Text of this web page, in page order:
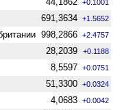
+0.1001
691,3634 +1.5652
998,2866 +2.4757
28,2039 +0.1188
8,5597 +0.0751
51,3300 +0.0324
4,0683 +0.0042